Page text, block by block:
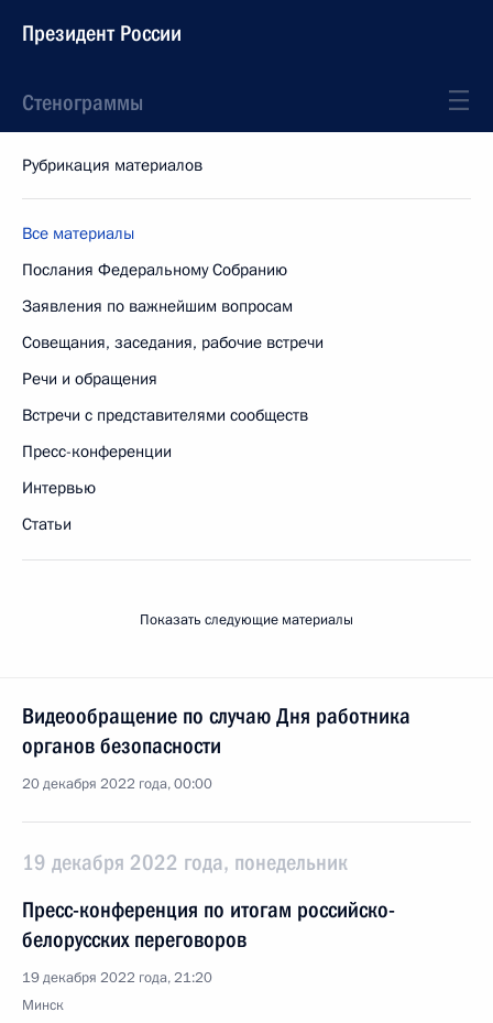
Президент России
Стенограммы
Рубрикация материалов
Все материалы
Послания Федеральному Собранию
Заявления по важнейшим вопросам
Совещания, заседания, рабочие встречи
Речи и обращения
Встречи с представителями сообществ
Пресс-конференции
Интервью
Статьи
Показать следующие материалы
Видеообращение по случаю Дня работника
органов безопасности
20 декабря 2022 года, 00:00
19 декабря 2022 года, понедельник
Пресс-конференция по итогам российско-
белорусских переговоров
19 декабря 2022 года, 21:20
Минск